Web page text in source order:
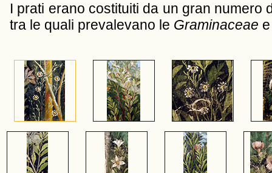
I prati erano costituiti da un gran numero
tra le quali prevalevano le Graminaceae